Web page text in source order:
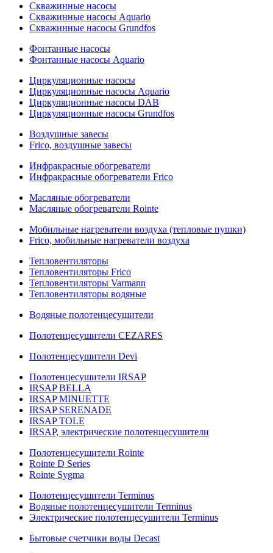
Скважинные насосы
Скважинные насосы Aquario
Скважинные насосы Grundfos
Фонтанные насосы
Фонтанные насосы Aquario
Циркуляционные насосы
Циркуляционные насосы Aquario
Циркуляционные насосы DAB
Циркуляционные насосы Grundfos
Воздушные завесы
Frico, воздушные завесы
Инфракрасные обогреватели
Инфракрасные обогреватели Frico
Масляные обогреватели
Масляные обогреватели Rointe
Мобильные нагреватели воздуха (тепловые пушки)
Frico, мобильные нагреватели воздуха
Тепловентиляторы
Тепловентиляторы Frico
Тепловентиляторы Varmann
Тепловентиляторы водяные
Водяные полотенцесушители
Полотенцесушители CEZARES
Полотенцесушители Devi
Полотенцесушители IRSAP
IRSAP BELLA
IRSAP MINUETTE
IRSAP SERENADE
IRSAP TOLE
IRSAP, электрические полотенцесушители
Полотенцесушители Rointe
Rointe D Series
Rointe Sygma
Полотенцесушители Terminus
Водяные полотенцесушители Terminus
Электрические полотенцесушители Terminus
Бытовые счетчики воды Decast